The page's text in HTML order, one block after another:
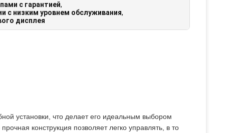
с гарантией,
с низким уровнем обслуживания,
дисплея
установки, что делает его идеальным выбором
конструкция позволяет легко управлять, в то